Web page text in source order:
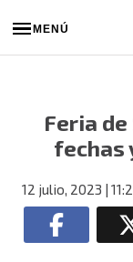
MENÚ
Feria
fechas
12 julio, 2023 |